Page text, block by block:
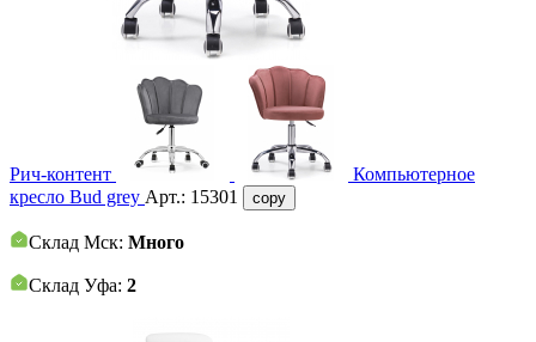
Рич-контент
Компьютерное
кресло Bud grey Арт.: 15301 copy
Склад Мск: Много
Склад Уфа: 2